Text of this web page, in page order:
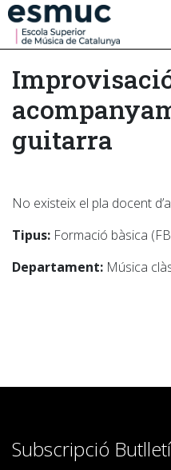
Estudis
Recerca
Serveis
Activitats
guitarra
No existeix el pla docent
Tipus: Formació bàsica
Departament: Música
Subscripció Butlletí